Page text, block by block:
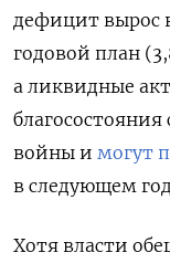
дефицит вырос
годовой план
а ликвидные
благосостояния
войны и могут
в следующем
Хотя власти